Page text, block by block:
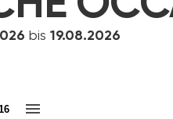
bis 19.08.2026